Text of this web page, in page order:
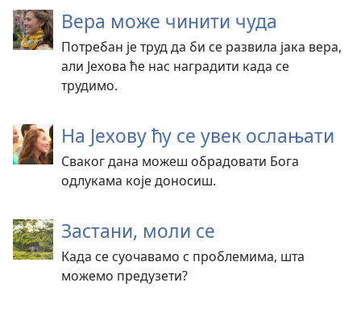
Вера може чинити чуда
Потребан је труд да би се развила јака вера,
али Јехова ће нас наградити када се
трудимо.
На Јехову ћу се увек ослањати
Сваког дана можеш обрадовати Бога
одлукама које доносиш.
Застани, моли се
Када се суочавамо с проблемима, шта
можемо предузети?